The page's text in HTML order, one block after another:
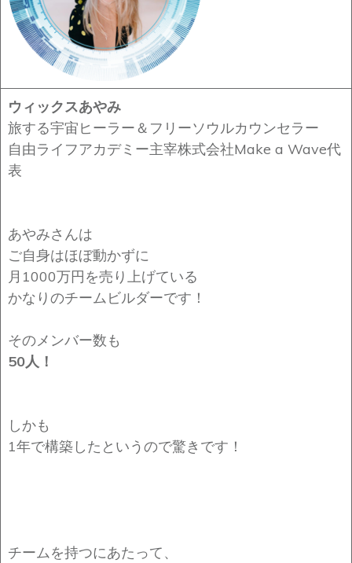
ウィックスあやみ
旅する宇宙ヒーラー＆フリーソウルカウンセラー
自由ライフアカデミー主宰株式会社Make a Wave代
表
あやみさんは
ご自身はほぼ動かずに
月1000万円を売り上げている
かなりのチームビルダーです！
そのメンバー数も
50人！
しかも
1年で構築したというので驚きです！
チームを持つにあたって、